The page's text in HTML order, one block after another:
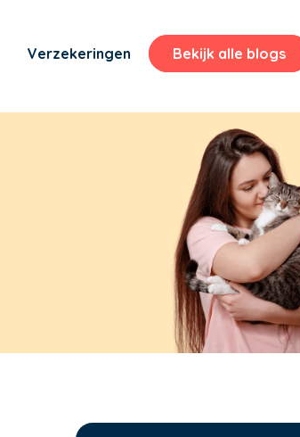
Verzekeringen Bekijk alle blogs